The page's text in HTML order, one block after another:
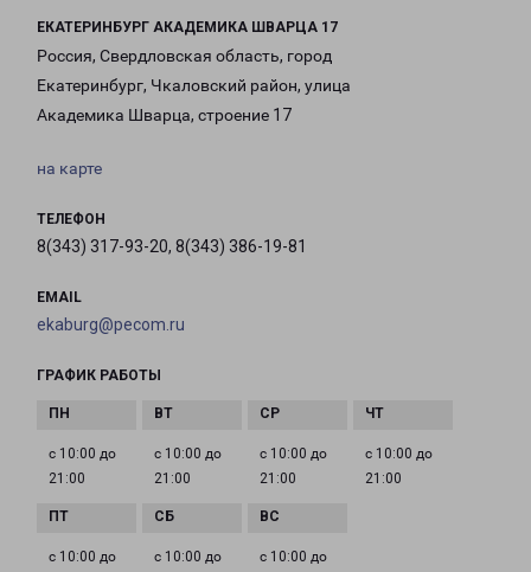
ЕКАТЕРИНБУРГ АКАДЕМИКА ШВАРЦА 17
Россия, Свердловская область, город
Екатеринбург, Чкаловский район, улица
Академика Шварца, строение 17
на карте
ТЕЛЕФОН
8(343) 317-93-20, 8(343) 386-19-81
EMAIL
ekaburg@pecom.ru
ГРАФИК РАБОТЫ
с 10:00 до
21:00
с 10:00 до
21:00
с 10:00 до
21:00
с 10:00 до
21:00
с 10:00 до
с 10:00 до
с 10:00 до